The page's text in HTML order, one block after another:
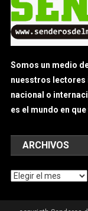
Somos un medio
nuesstros lectores
nacional o
es el mundo en
ARCHIVOS
Archivos